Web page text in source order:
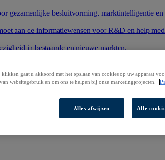
gezamenlijke besluitvorming, marktintelligentie
aan de informatiewensen voor R&D en help
in bestaande en nieuwe markten.
te starten.
gaat u akkoord met het opslaan van cookies op uw apparaat
websitegebruik en om ons te helpen bij onze marketingprojecten.
Alles afwijzen Alle